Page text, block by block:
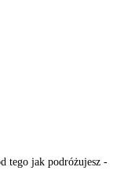
tego jak podróżujesz -